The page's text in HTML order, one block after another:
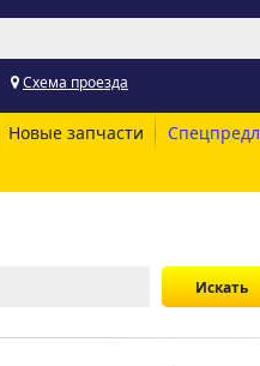
Схема проезда
Новые запчасти